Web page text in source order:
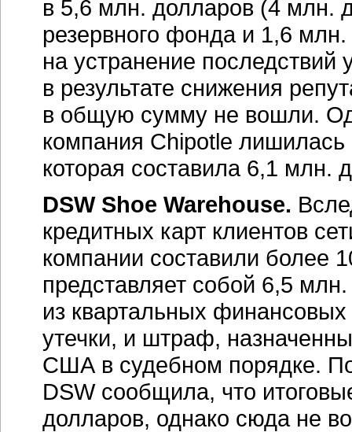
в 5,6 млн. долларов (4 млн.
резервного фонда и 1,6
на устранение последствий
в результате снижения
в общую сумму не вошли.
компания Chipotle лишилась
которая составила 6,1 млн.
DSW Shoe Warehouse.
кредитных карт клиентов
компании составили более
представляет собой 6,5
из квартальных финансовых
утечки, и штраф,
США в судебном порядке.
DSW сообщила, что
долларов, однако сюда не